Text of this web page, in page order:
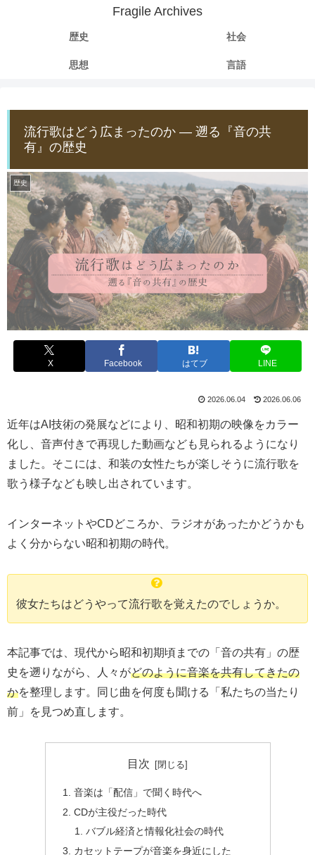
Fragile Archives
歴史 社会
思想 言語
流行歌はどう広まったのか ― 遡る『音の共
有』の歴史
歴史
X Facebook はてブ LINE
2026.06.04 2026.06.06
近年はAI技術の発展などにより、昭和初期の映像をカラー
化し、音声付きで再現した動画なども見られるようになり
ました。そこには、和装の女性たちが楽しそうに流行歌を
歌う様子なども映し出されています。
インターネットやCDどころか、ラジオがあったかどうかも
よく分からない昭和初期の時代。
彼女たちはどうやって流行歌を覚えたのでしょうか。
本記事では、現代から昭和初期頃までの「音の共有」の歴
史を遡りながら、人々がどのように音楽を共有してきたの
かを整理します。同じ曲を何度も聞ける「私たちの当たり
前」を見つめ直します。
目次
音楽は「配信」で聞く時代へ
CDが主役だった時代
バブル経済と情報化社会の時代
カセットテープが音楽を身近にした